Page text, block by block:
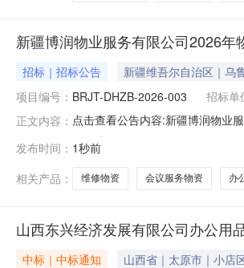
新疆博润物业服务有限公司2026
招标｜招标公告 新疆维吾尔自治区｜乌
项目编号： BRJT-DHZB-2026-003 招标单
正文内容： 点击查看公告内容:新疆博润物业
发布时间： 1秒前
相关产品：
维修物资 会议服务物资 办
山西东兴经济发展有限公司办公用
中标｜中标通知
山西省｜太原市｜小店